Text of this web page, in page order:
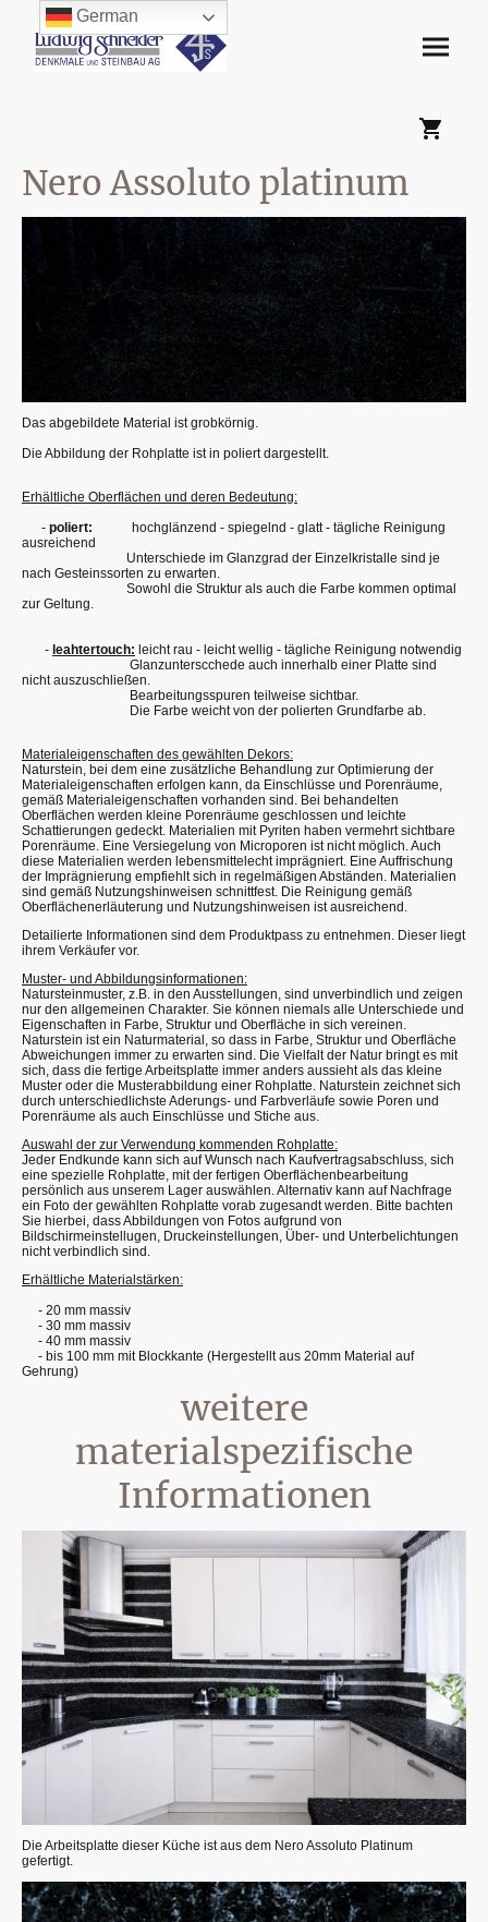
Nero Assoluto platinum
Das abgebildete Material ist grobkörnig.
Die Abbildung der Rohplatte ist in poliert dargestellt.
Erhältliche Oberflächen und deren Bedeutung:
- poliert:
hochglänzend - spiegelnd - glatt - tägliche Reinigung
ausreichend
Unterschiede im Glanzgrad der Einzelkristalle sind je
nach Gesteinssorten zu erwarten.
Sowohl die Struktur als auch die Farbe kommen optimal
zur Geltung.
- leahtertouch: leicht rau - leicht wellig - tägliche Reinigung notwendig
Glanzunterscchede auch innerhalb einer Platte sind
nicht auszuschließen.
Bearbeitungsspuren teilweise sichtbar.
Die Farbe weicht von der polierten Grundfarbe ab.
Materialeigenschaften des gewählten Dekors:
Naturstein, bei dem eine zusätzliche Behandlung zur Optimierung der
Materialeigenschaften erfolgen kann, da Einschlüsse und Porenräume,
gemäß Materialeigenschaften vorhanden sind. Bei behandelten
Oberflächen werden kleine Porenräume geschlossen und leichte
Schattierungen gedeckt. Materialien mit Pyriten haben vermehrt sichtbare
Porenräume. Eine Versiegelung von Microporen ist nicht möglich. Auch
diese Materialien werden lebensmittelecht imprägniert. Eine Auffrischung
der Imprägnierung empfiehlt sich in regelmäßigen Abständen. Materialien
sind gemäß Nutzungshinweisen schnittfest. Die Reinigung gemäß
Oberflächenerläuterung und Nutzungshinweisen ist ausreichend.
Detailierte Informationen sind dem Produktpass zu entnehmen. Dieser liegt
ihrem Verkäufer vor.
Muster- und Abbildungsinformationen:
Natursteinmuster, z.B. in den Ausstellungen, sind unverbindlich und zeigen
nur den allgemeinen Charakter. Sie können niemals alle Unterschiede und
Eigenschaften in Farbe, Struktur und Oberfläche in sich vereinen.
Naturstein ist ein Naturmaterial, so dass in Farbe, Struktur und Oberfläche
Abweichungen immer zu erwarten sind. Die Vielfalt der Natur bringt es mit
sich, dass die fertige Arbeitsplatte immer anders aussieht als das kleine
Muster oder die Musterabbildung einer Rohplatte. Naturstein zeichnet sich
durch unterschiedlichste Aderungs- und Farbverläufe sowie Poren und
Porenräume als auch Einschlüsse und Stiche aus.
Auswahl der zur Verwendung kommenden Rohplatte:
Jeder Endkunde kann sich auf Wunsch nach Kaufvertragsabschluss, sich
eine spezielle Rohplatte, mit der fertigen Oberflächenbearbeitung
persönlich aus unserem Lager auswählen. Alternativ kann auf Nachfrage
ein Foto der gewählten Rohplatte vorab zugesandt werden. Bitte bachten
Sie hierbei, dass Abbildungen von Fotos aufgrund von
Bildschirmeinstellugen, Druckeinstellungen, Über- und Unterbelichtungen
nicht verbindlich sind.
Erhältliche Materialstärken:
- 20 mm massiv
- 30 mm massiv
- 40 mm massiv
- bis 100 mm mit Blockkante (Hergestellt aus 20mm Material auf
Gehrung)
weitere
materialspezifische
Informationen
Die Arbeitsplatte dieser Küche ist aus dem Nero Assoluto Platinum
gefertigt.
German